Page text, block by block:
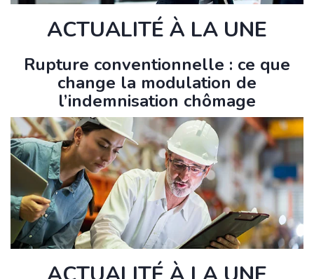
ACTUALITÉ À LA UNE
Rupture conventionnelle : ce que
change la modulation de
l’indemnisation chômage